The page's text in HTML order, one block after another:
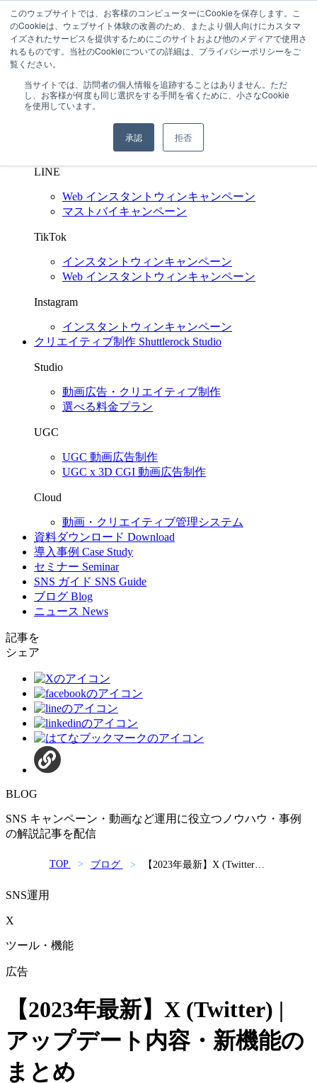
このウェブサイトでは、お客様のコンピューターにCookieを保存します。こ
のCookieは、ウェブサイト体験の改善のため、またより個人向けにカスタマ
イズされたサービスを提供するためにこのサイトおよび他のメディアで使用さ
れるものです。当社のCookieについての詳細は、プライバシーポリシーをご
覧ください。
当サイトでは、訪問者の個人情報を追跡することはありません。ただ
し、お客様が何度も同じ選択をする手間を省くために、小さなCookie
を使用しています。
承認 拒否
03-6272-6480 問い合わせする
SNS キャンペーン支援 Shuttlerock BBF
インスタントウィンキャンペーン
マイレージキャンペーン
マストバイキャンペーン
LINE
Web インスタントウィンキャンペーン
マストバイキャンペーン
TikTok
インスタントウィンキャンペーン
Web インスタントウィンキャンペーン
Instagram
インスタントウィンキャンペーン
クリエイティブ制作 Shuttlerock Studio
Studio
動画広告・クリエイティブ制作
選べる料金プラン
UGC
UGC 動画広告制作
UGC x 3D CGI 動画広告制作
Cloud
動画・クリエイティブ管理システム
資料ダウンロード Download
導入事例 Case Study
セミナー Seminar
SNS ガイド SNS Guide
ブログ Blog
ニュース News
記事を
シェア
BLOG
SNS キャンペーン・動画など運用に役立つノウハウ・事例
の解説記事を配信
TOP ブログ
【2023年最新】X (Twitter) |
SNS運用
X
ツール・機能
広告
【2023年最新】X (Twitter) |
アップデート内容・新機能の
まとめ